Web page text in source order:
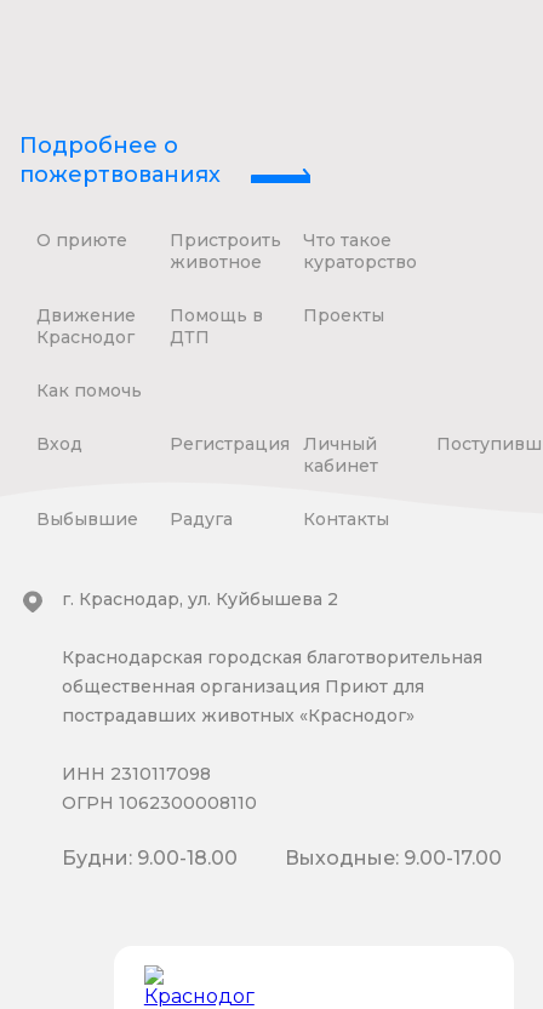
Подробнее о
пожертвованиях
О приюте
Пристроить
животное
Что такое
кураторство
Движение
Краснодог
Помощь в
ДТП
Проекты
Как помочь
Вход Регистрация
Личный
кабинет
Выбывшие Радуга Контакты
г. Краснодар, ул. Куйбышева 2
Краснодарская городская благотворительная
общественная организация Приют для
пострадавших животных «Краснодог»
ИНН 2310117098
ОГРН 1062300008110
Будни: 9.00-18.00 Выходные: 9.00-17.00